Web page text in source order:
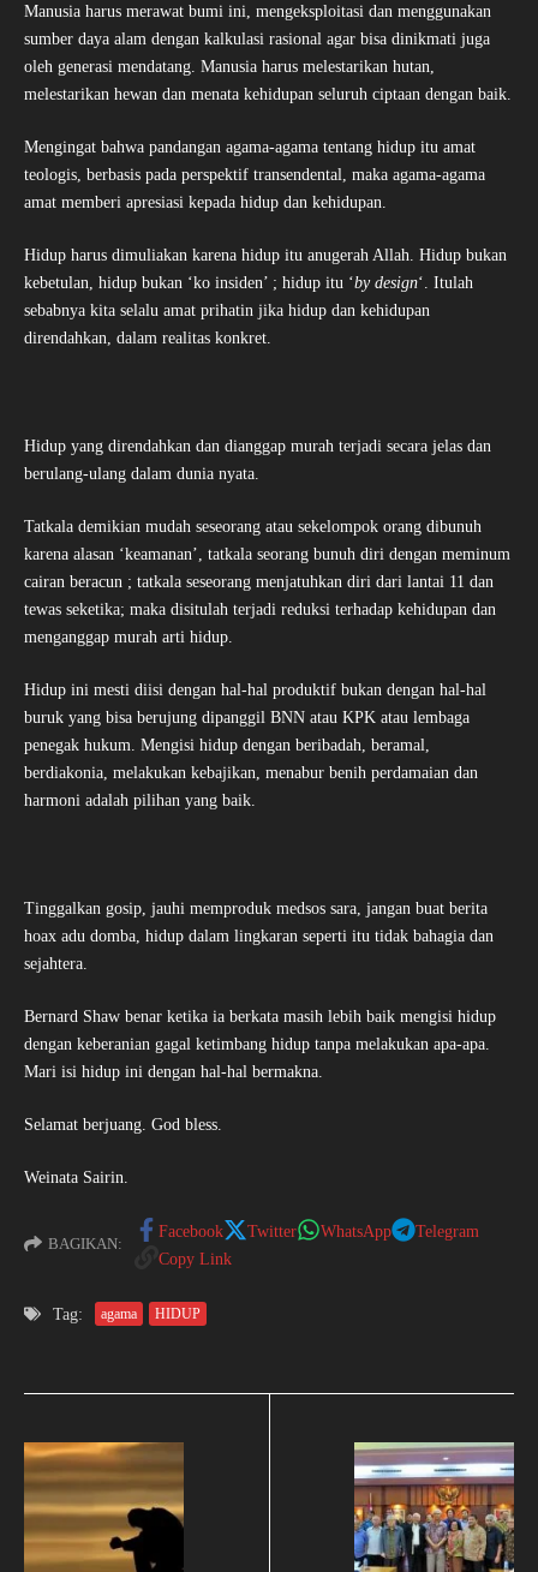
Manusia harus merawat bumi ini, mengeksploitasi dan menggunakan
sumber daya alam dengan kalkulasi rasional agar bisa dinikmati juga
oleh generasi mendatang. Manusia harus melestarikan hutan,
melestarikan hewan dan menata kehidupan seluruh ciptaan dengan baik.
Mengingat bahwa pandangan agama-agama tentang hidup itu amat
teologis, berbasis pada perspektif transendental, maka agama-agama
amat memberi apresiasi kepada hidup dan kehidupan.
Hidup harus dimuliakan karena hidup itu anugerah Allah. Hidup bukan
kebetulan, hidup bukan ‘ko insiden’ ; hidup itu ‘by design‘. Itulah
sebabnya kita selalu amat prihatin jika hidup dan kehidupan
direndahkan, dalam realitas konkret.
Hidup yang direndahkan dan dianggap murah terjadi secara jelas dan
berulang-ulang dalam dunia nyata.
Tatkala demikian mudah seseorang atau sekelompok orang dibunuh
karena alasan ‘keamanan’, tatkala seorang bunuh diri dengan meminum
cairan beracun ; tatkala seseorang menjatuhkan diri dari lantai 11 dan
tewas seketika; maka disitulah terjadi reduksi terhadap kehidupan dan
menganggap murah arti hidup.
Hidup ini mesti diisi dengan hal-hal produktif bukan dengan hal-hal
buruk yang bisa berujung dipanggil BNN atau KPK atau lembaga
penegak hukum. Mengisi hidup dengan beribadah, beramal,
berdiakonia, melakukan kebajikan, menabur benih perdamaian dan
harmoni adalah pilihan yang baik.
Tinggalkan gosip, jauhi memproduk medsos sara, jangan buat berita
hoax adu domba, hidup dalam lingkaran seperti itu tidak bahagia dan
sejahtera.
Bernard Shaw benar ketika ia berkata masih lebih baik mengisi hidup
dengan keberanian gagal ketimbang hidup tanpa melakukan apa-apa.
Mari isi hidup ini dengan hal-hal bermakna.
Selamat berjuang. God bless.
Weinata Sairin.
BAGIKAN:
Facebook Twitter WhatsApp
Telegram
Copy Link
Tag: agama HIDUP